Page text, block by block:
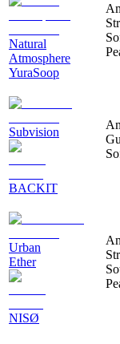
Natural
Atmosphere
YuraSoop
Subvision
BACKIT
Urban
Ether
NISØ